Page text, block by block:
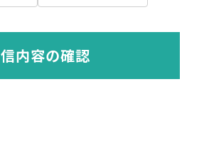
方法）
氏名，生年月日，住所，電話番号，
号，運転免許証番号などの個人情報
内容の確認